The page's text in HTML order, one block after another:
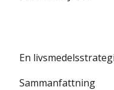
En
Sammanfattning